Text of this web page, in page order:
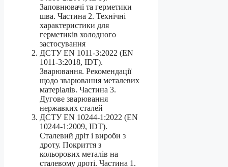
Заповнювачі та герметики
шва. Частина 2. Технічні
характеристики для
герметиків холодного
застосування
ДСТУ EN 1011-3:2022 (EN
1011-3:2018, IDT).
Зварювання. Рекомендації
щодо зварювання металевих
матеріалів. Частина 3.
Дугове зварювання
нержавких сталей
ДСТУ EN 10244-1:2022 (EN
10244-1:2009, IDT).
Сталевий дріт і вироби з
дроту. Покриття з
кольорових металів на
сталевому дроті. Частина 1.